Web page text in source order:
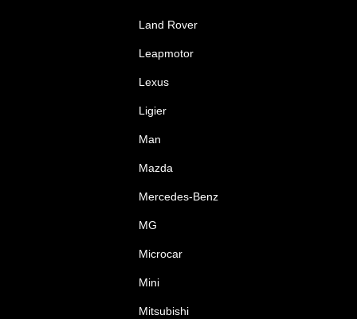
Land Rover
Leapmotor
Lexus
Ligier
Man
Mazda
Mercedes-Benz
MG
Microcar
Mini
Mitsubishi